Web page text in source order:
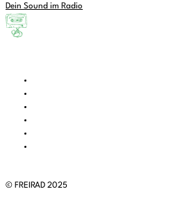
Dein Sound im Radio
© FREIRAD 2025